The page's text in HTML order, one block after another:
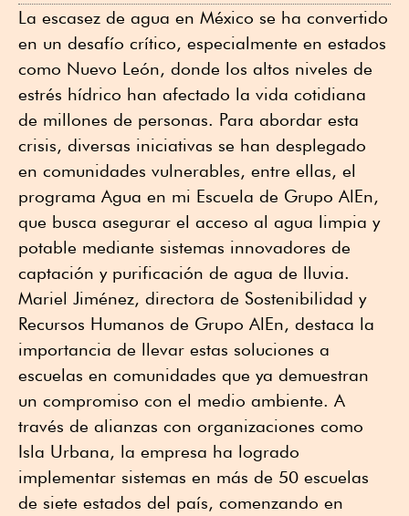
La escasez de agua en México se ha convertido
en un desafío crítico, especialmente en estados
como Nuevo León, donde los altos niveles de
estrés hídrico han afectado la vida cotidiana
de millones de personas. Para abordar esta
crisis, diversas iniciativas se han desplegado
en comunidades vulnerables, entre ellas, el
programa Agua en mi Escuela de Grupo AlEn,
que busca asegurar el acceso al agua limpia y
potable mediante sistemas innovadores de
captación y purificación de agua de lluvia.
Mariel Jiménez, directora de Sostenibilidad y
Recursos Humanos de Grupo AlEn, destaca la
importancia de llevar estas soluciones a
escuelas en comunidades que ya demuestran
un compromiso con el medio ambiente. A
través de alianzas con organizaciones como
Isla Urbana, la empresa ha logrado
implementar sistemas en más de 50 escuelas
de siete estados del país, comenzando en